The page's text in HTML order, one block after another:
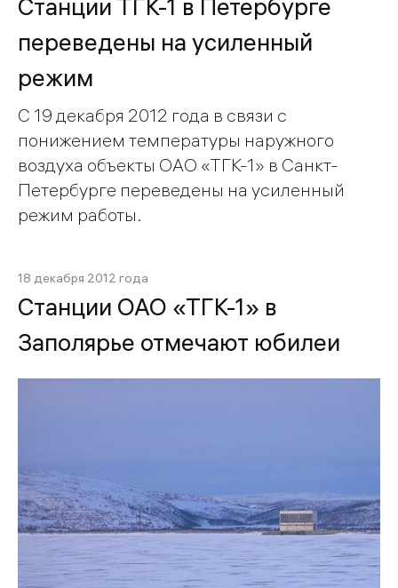
Станции ТГК-1 в Петербурге
переведены на усиленный
режим
С 19 декабря 2012 года в связи с
понижением температуры наружного
воздуха объекты ОАО «ТГК-1» в Санкт-
Петербурге переведены на усиленный
режим работы.
18 декабря 2012 года
Станции ОАО «ТГК-1» в
Заполярье отмечают юбилеи